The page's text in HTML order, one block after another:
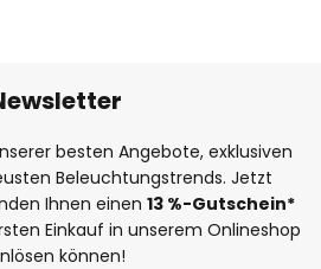
besten Angebote, exklusiven
Beleuchtungstrends. Jetzt
Ihnen einen 13 %-Gutschein*
Einkauf in unserem Onlineshop
können!